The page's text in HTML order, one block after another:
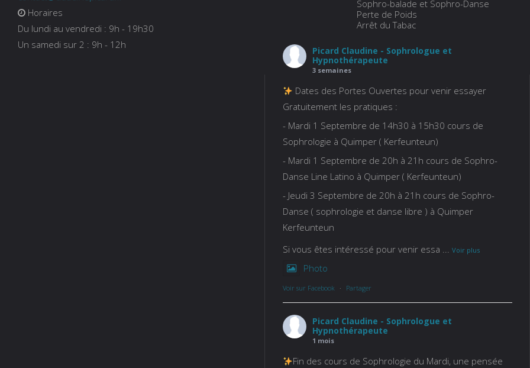
Horaires
Du lundi au vendredi : 9h - 19h30
Un samedi sur 2 : 9h - 12h
Sophro-balade et Sophro-Danse
Perte de Poids
Arrêt du Tabac
Picard Claudine - Sophrologue et
Hypnothérapeute
3 semaines
Dates des Portes Ouvertes pour venir essayer
Gratuitement les pratiques :
- Mardi 1 Septembre de 14h30 à 15h30 cours de
Sophrologie à Quimper ( Kerfeunteun)
- Mardi 1 Septembre de 20h à 21h cours de Sophro-
Danse Line Latino à Quimper ( Kerfeunteun)
- Jeudi 3 Septembre de 20h à 21h cours de Sophro-
Danse ( sophrologie et danse libre ) à Quimper
Kerfeunteun
Si vous êtes intéressé pour venir essa ... Voir plus
Photo
Voir sur Facebook · Partager
Picard Claudine - Sophrologue et
Hypnothérapeute
1 mois
Fin des cours de Sophrologie du Mardi, une pensée